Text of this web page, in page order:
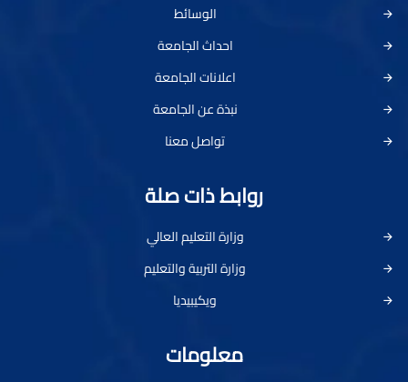
الوسائط
احداث الجامعة
اعلانات الجامعة
نبذة عن الجامعة
تواصل معنا
روابط ذات صلة
وزارة التعليم العالي
وزارة التربية والتعليم
ويكيبيديا
معلومات